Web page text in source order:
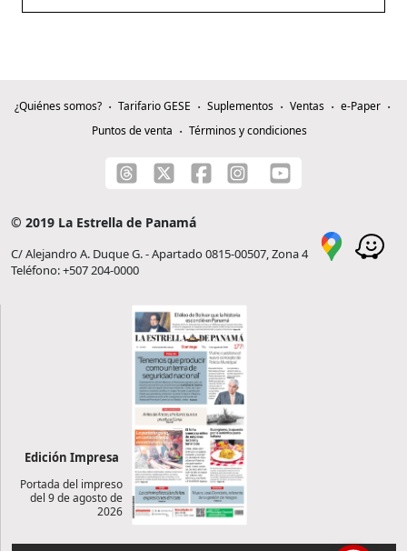
¿Quiénes somos? Tarifario GESE Suplementos Ventas
e-Paper
Puntos de venta
Términos y condiciones
© 2019 La Estrella de Panamá
C/ Alejandro A. Duque G. - Apartado 0815-00507, Zona 4
Teléfono: +507 204-0000
Edición Impresa
Portada del impreso
del 9 de agosto de
2026